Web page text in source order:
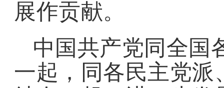
展作贡献。
中国共产党同全国
一起，同各民主党